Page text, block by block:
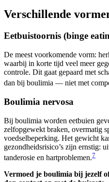
Verschillende
Eetbuistoornis (binge
De meest voorkomende vorm:
waarbij in korte tijd veel meer
controle. Dit gaat gepaard met
dan bij boulimia — niet met
Boulimia nervosa
Bij boulimia worden eetbuien
zelfopgewekt braken, overmatig
voedselbeperking. Het gewicht
gezondheidsrisico’s zijn ernstig:
tanderosie en hartproblemen.7
Vermoed je boulimia bij jezelf